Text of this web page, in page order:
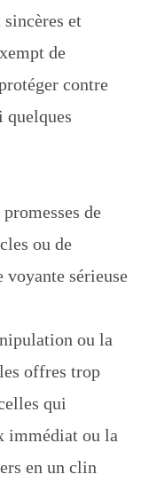
et
de
contre
quelques
de
ou de
voyante sérieuse
ou la
offres trop
qui
immédiat ou la
en un clin